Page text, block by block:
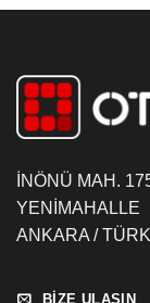
İNÖNÜ MAH.
YENİMAHALLE
ANKARA /
BİZE ULAŞIN